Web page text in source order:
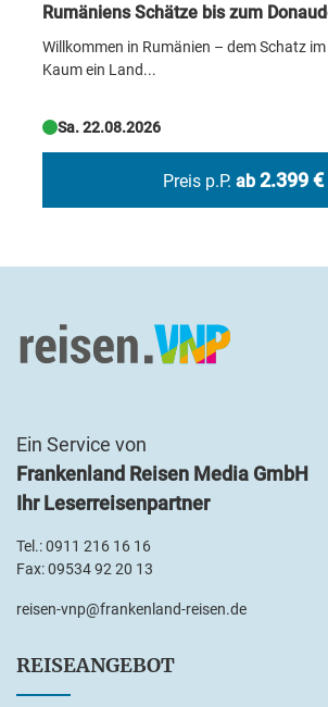
Rumäniens Schätze bis zum
Willkommen in Rumänien – dem Schatz
Kaum ein Land...
Sa. 22.08.2026
Preis p.P. ab 2.399 €
Ein Service von
Frankenland Reisen Media GmbH
Ihr Leserreisenpartner
Tel.:0911 216 16 16
Fax: 09534 92 20 13
reisen-vnp@frankenland-reisen.de
REISEANGEBOT